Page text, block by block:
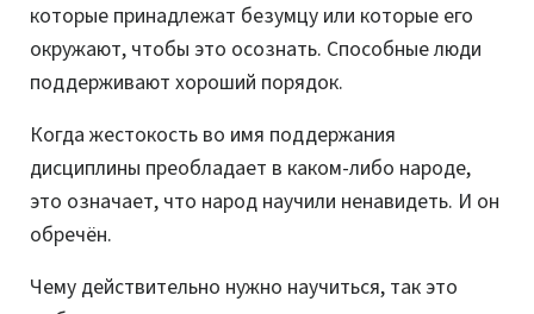
которые принадлежат безумцу или которые его
окружают, чтобы это осознать. Способные люди
поддерживают хороший порядок.
Когда жестокость во имя поддержания
дисциплины преобладает в каком-либо народе,
это означает, что народ научили ненавидеть. И он
обречён.
Чему действительно нужно научиться, так это